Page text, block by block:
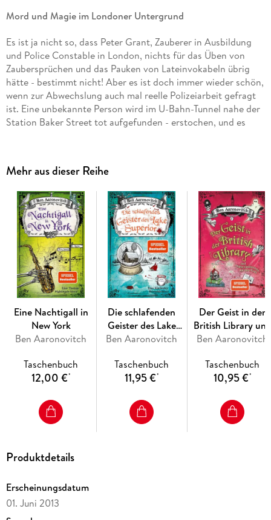
Mord und Magie im Londoner Untergrund
Es ist ja nicht so, dass Peter Grant, Zauberer in Ausbildung
und Police Constable in London, nichts für das Üben von
Zaubersprüchen und das Pauken von Lateinvokabeln übrig
hätte - bestimmt nicht! Aber es ist doch immer wieder schön,
wenn zur Abwechslung auch mal reelle Polizeiarbeit gefragt
ist. Eine unbekannte Person wird im U-Bahn-Tunnel nahe der
Station Baker Street tot aufgefunden - erstochen, und es
eines US-Senators heraus, und ehe man noch "internationale
Verwicklungen" sagen kann, hat Peter bereits die FBI-Agentin
Kimberley Reynolds mitsamt ihren felsenfesten religiösen
Überzeugungen am Hals. Dabei gestalten sich seine
Ermittlungen auch so schon gruselig genug, denn tief in
Londons Untergrund, in vergessenen Flüssen und
viktorianischen Abwasserkanälen, hört er ein Wispern von
alten Künsten und gequälten Geistern . . .
Mehr aus dieser Reihe
Eine Nachtigall in
New York
Ben Aaronovitch
Taschenbuch
12,00 €*
Die schlafenden
Geister des Lake
Superior
Ben Aaronovitch
Taschenbuch
11,95 €*
Der Geist in der
British Library und
andere
Ben Aaronovitch
Taschenbuch
10,95 €*
Produktdetails
Erscheinungsdatum
01. Juni 2013